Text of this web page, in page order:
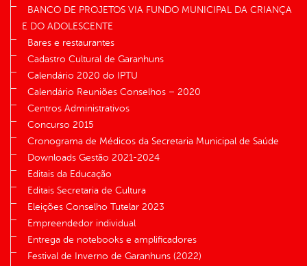
BANCO DE PROJETOS VIA FUNDO MUNICIPAL DA CRIANÇA
E DO ADOLESCENTE
Bares e restaurantes
Cadastro Cultural de Garanhuns
Calendário 2020 do IPTU
Calendário Reuniões Conselhos – 2020
Centros Administrativos
Concurso 2015
Cronograma de Médicos da Secretaria Municipal de Saúde
Downloads Gestão 2021-2024
Editais da Educação
Editais Secretaria de Cultura
Eleições Conselho Tutelar 2023
Empreendedor individual
Entrega de notebooks e amplificadores
Festival de Inverno de Garanhuns (2022)